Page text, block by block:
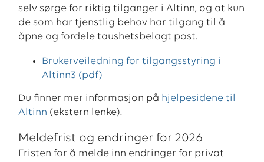
selv sørge for riktig tilganger i Altinn, og at kun
de som har tjenstlig behov har tilgang til å
åpne og fordele taushetsbelagt post.
Brukerveiledning for tilgangsstyring i
Altinn3 (pdf)
Du finner mer informasjon på hjelpesidene til
Altinn (ekstern lenke).
Meldefrist og endringer for 2026
Fristen for å melde inn endringer for privat